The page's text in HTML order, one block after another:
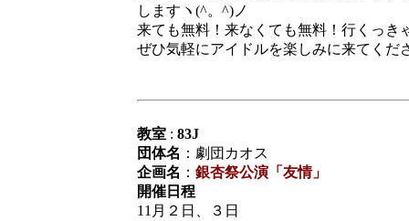
しますヽ(^。^)ノ
来ても無料！来なくても無料！行くっき
ぜひ気軽にアイドルを楽しみに来てくだ
教室 : 83J
団体名 ：劇団カオス
企画名 ： 銀杏祭公演「友情」
開催日程
11月２日、３日